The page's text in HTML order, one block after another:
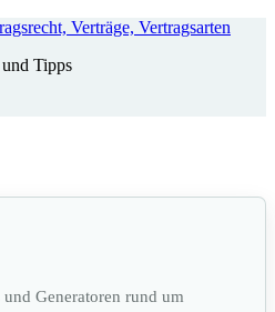
Verträge, Vertragsarten
Tipps
Generatoren rund um